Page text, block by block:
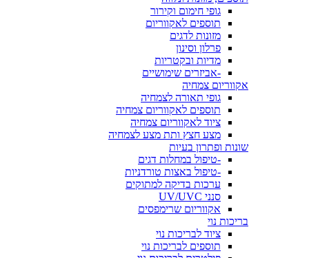
גופי חימום וקירור
תוספים לאקווריום
מזונות לדגים
פרלון וסינון
מדיות ובקטריות
-אביזרים שימושיים
אקווריום צמחיה
גופי תאורה לצמחיה
תוספים לאקווריום צמחיה
ציוד לאקווריום צמחיה
מצע חצץ ותת מצע לצמחיה
שונות ופתרון בעיות
-טיפול במחלות דגים
-טיפול באצות טורדניות
ערכות בדיקה למתוקים
סנני UV/UVC
אקווריום שרימפסים
בריכות נוי
ציוד לבריכות נוי
תוספים לבריכות נוי